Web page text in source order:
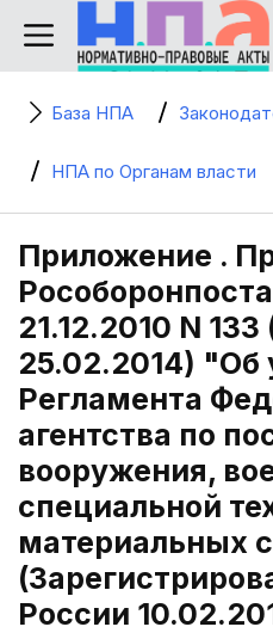
База НПА
НПА по Органам власти
Приложение .
21.12.2010 N 133
25.02.2014) "Об
Регламента
агентства по
вооружения,
специальной
материальных
России